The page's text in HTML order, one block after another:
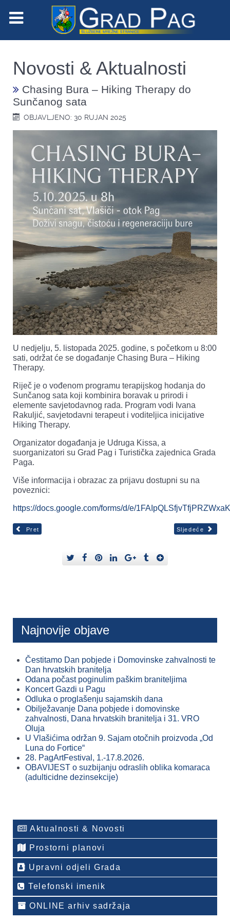
Novosti & Aktualnosti
Chasing Bura – Hiking Therapy do
Sunčanog sata
OBJAVLJENO: 30 RUJAN 2025
U nedjelju, 5. listopada 2025. godine, s početkom u 8:00
sati, održat će se događanje Chasing Bura – Hiking
Therapy.
Riječ je o vođenom programu terapijskog hodanja do
Sunčanog sata koji kombinira boravak u prirodi i
elemente savjetodavnog rada. Program vodi Ivana
Rakuljić, savjetodavni terapeut i voditeljica inicijative
Hiking Therapy.
Organizator događanja je Udruga Kissa, a
suorganizatori su Grad Pag i Turistička zajednica Grada
Paga.
Više informacija i obrazac za prijavu dostupni su na
poveznici:
https://docs.google.com/forms/d/e/
Pret Sljedeće
Najnovije objave
Čestitamo Dan pobjede i Domovinske zahvalnosti te
Dan hrvatskih branitelja
Odana počast poginulim paškim braniteljima
Koncert Gazdi u Pagu
Odluka o proglašenju sajamskih dana
Obilježavanje Dana pobjede i domovinske
zahvalnosti, Dana hrvatskih branitelja i 31. VRO
Oluja
U Vlašićima održan 9. Sajam otočnih proizvoda „Od
Luna do Fortice“
28. PagArtFestival, 1.-17.8.2026.
OBAVIJEST o suzbijanju odraslih oblika komaraca
(adulticidne dezinsekcije)
Aktualnosti & Novosti
Prostorni planovi
Upravni odjeli Grada
Telefonski imenik
ONLINE arhiv sadržaja